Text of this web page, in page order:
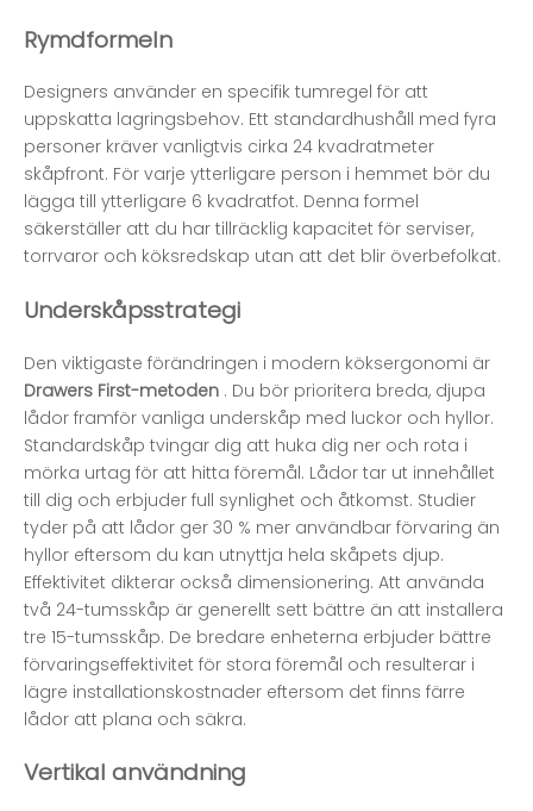
Rymdformeln
Designers använder en specifik tumregel för att
uppskatta lagringsbehov. Ett standardhushåll med fyra
personer kräver vanligtvis cirka 24 kvadratmeter
skåpfront. För varje ytterligare person i hemmet bör du
lägga till ytterligare 6 kvadratfot. Denna formel
säkerställer att du har tillräcklig kapacitet för serviser,
torrvaror och köksredskap utan att det blir överbefolkat.
Underskåpsstrategi
Den viktigaste förändringen i modern köksergonomi är
Drawers First-metoden . Du bör prioritera breda, djupa
lådor framför vanliga underskåp med luckor och hyllor.
Standardskåp tvingar dig att huka dig ner och rota i
mörka urtag för att hitta föremål. Lådor tar ut innehållet
till dig och erbjuder full synlighet och åtkomst. Studier
tyder på att lådor ger 30 % mer användbar förvaring än
hyllor eftersom du kan utnyttja hela skåpets djup.
Effektivitet dikterar också dimensionering. Att använda
två 24-tumsskåp är generellt sett bättre än att installera
tre 15-tumsskåp. De bredare enheterna erbjuder bättre
förvaringseffektivitet för stora föremål och resulterar i
lägre installationskostnader eftersom det finns färre
lådor att plana och säkra.
Vertikal användning